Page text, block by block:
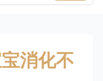
消化不